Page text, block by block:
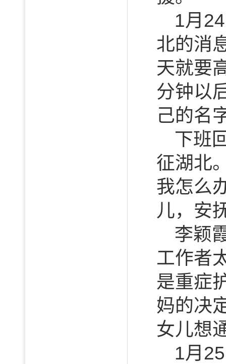
1月
北的消
天就要
分钟以
己的名
下班
征湖北
我怎么
儿，安
李颖
工作者
是重症
妈的决
女儿想
1月